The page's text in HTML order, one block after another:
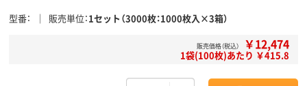
型番 販売単位 1セット（3000枚：1000枚入×3箱）
販売価格（税込） ￥12,474
1袋(100枚)あたり ￥415.8